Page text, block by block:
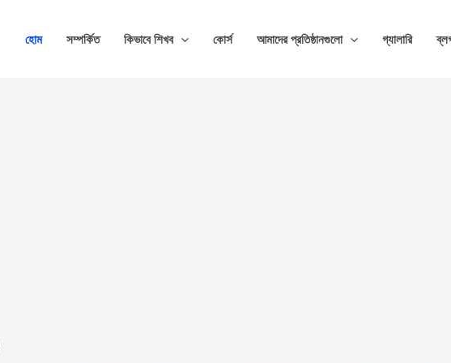
হোম সম্পর্কিত কিভাবে শিখব কোর্স আমাদের প্রতিষ্ঠানগুলো গ্যালারি